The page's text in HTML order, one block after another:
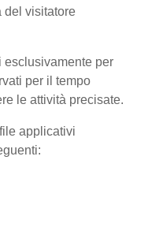
del visitatore
esclusivamente per
per il tempo
le attività precisate.
applicativi